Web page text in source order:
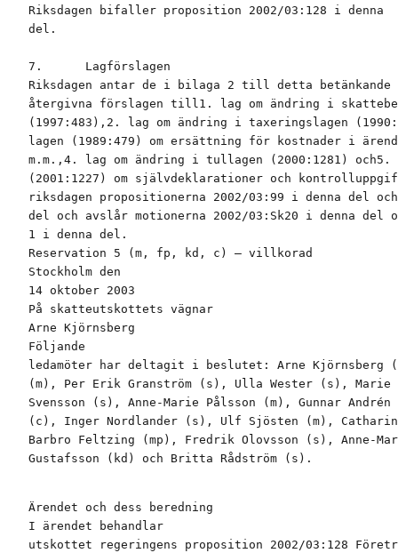
Riksdagen bifaller proposition 2002/03:128 i denna
del.
7.      Lagförslagen
Riksdagen antar de i bilaga 2 till detta betänkande
återgivna förslagen till1. lag om ändring i
(1997:483),2. lag om ändring i taxeringslagen
lagen (1989:479) om ersättning för kostnader i
m.m.,4. lag om ändring i tullagen (2000:1281)
(2001:1227) om självdeklarationer och
riksdagen propositionerna 2002/03:99 i denna del
del och avslår motionerna 2002/03:Sk20 i denna del
1 i denna del.
Reservation 5 (m, fp, kd, c) – villkorad
Stockholm den
14 oktober 2003
På skatteutskottets vägnar
Arne Kjörnsberg
Följande
ledamöter har deltagit i beslutet: Arne Kjörnsberg
(m), Per Erik Granström (s), Ulla Wester (s), Marie
Svensson (s), Anne-Marie Pålsson (m), Gunnar
(c), Inger Nordlander (s), Ulf Sjösten (m),
Barbro Feltzing (mp), Fredrik Olovsson (s), Anne-
Gustafsson (kd) och Britta Rådström (s).
Ärendet och dess beredning
I ärendet behandlar
utskottet regeringens proposition 2002/03:128